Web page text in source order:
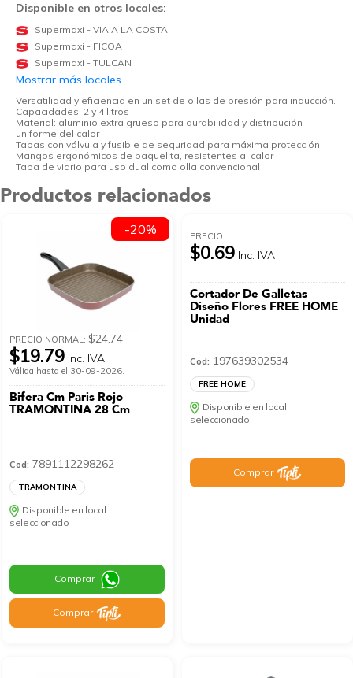
Disponible en otros locales:
Supermaxi - VIA A LA COSTA
Supermaxi - FICOA
Supermaxi - TULCAN
Mostrar más locales
Versatilidad y eficiencia en un set de ollas de presión para inducción.
Capacidades: 2 y 4 litros
Material: aluminio extra grueso para durabilidad y distribución
uniforme del calor
Tapas con válvula y fusible de seguridad para máxima protección
Mangos ergonómicos de baquelita, resistentes al calor
Tapa de vidrio para uso dual como olla convencional
Productos relacionados
PRECIO NORMAL:$24.74
$19.79 Inc. IVA
Válida hasta el 30-09-2026.
Bifera Cm Paris Rojo
TRAMONTINA 28 Cm
Cod: 7891112298262
TRAMONTINA
Disponible en local
seleccionado
Comprar
Comprar
-20% PRECIO
$0.69 Inc. IVA
Cortador De Galletas
Diseño Flores FREE HOME
Unidad
Cod: 197639302534
FREE HOME
Disponible en local
seleccionado
Comprar